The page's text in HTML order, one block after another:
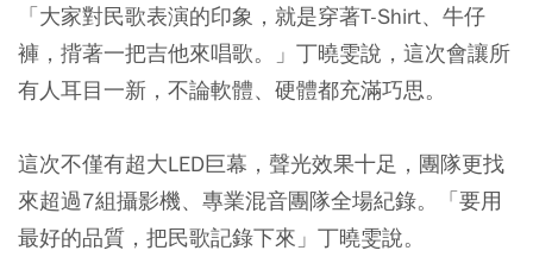
「大家對民歌表演的印象，就是穿著T-Shirt、牛仔
褲，揹著一把吉他來唱歌。」丁曉雯說，這次會讓所
有人耳目一新，不論軟體、硬體都充滿巧思。
這次不僅有超大LED巨幕，聲光效果十足，團隊更找
來超過7組攝影機、專業混音團隊全場紀錄。「要用
最好的品質，把民歌記錄下來」丁曉雯說。